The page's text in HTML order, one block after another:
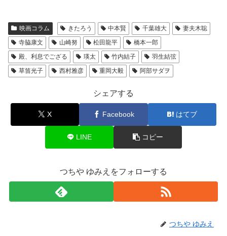
映画コラム きたろう 中本賢 千葉雄大
妻夫木聡
寺脇康文
山崎努 松田龍平
橋本一郎
殿、利息でござる
瑛太 竹内結子
羽生結弦
草笛光子
西村雅彦 重岡大毅 阿部サダヲ
シェアする
X Facebook はてブ
LINE コピー
つちや ゆみえをフォローする
つちや ゆみえ